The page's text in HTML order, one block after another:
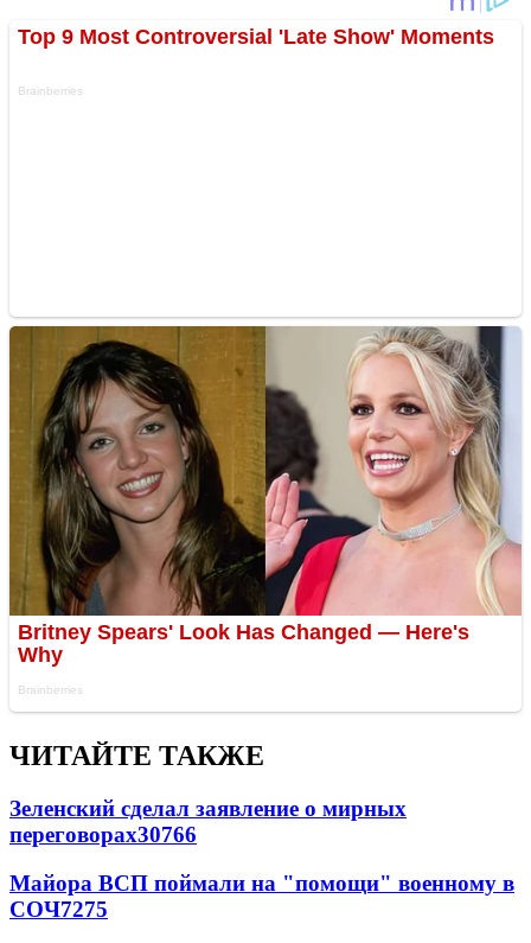
ЧИТАЙТЕ ТАКЖЕ
Зеленский сделал заявление о мирных
переговорах30766
Майора ВСП поймали на "помощи" военному в
СОЧ7275